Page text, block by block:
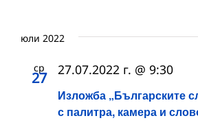
юли 2022
ср
27
Изложба „Българските
с палитра, камера и
27.07.2022 г. @ 9:30